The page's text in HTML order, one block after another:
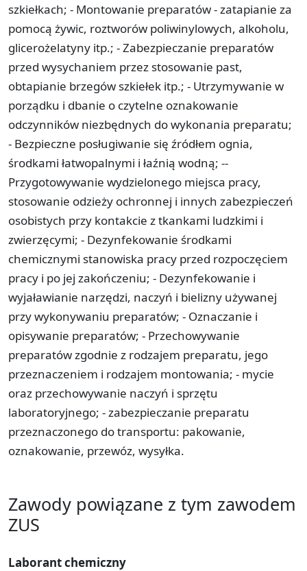
szkiełkach; -­ Montowanie preparatów - zatapianie za
pomocą żywic, roztworów poliwinylowych, alkoholu,
glicerożelatyny itp.; -­ Zabezpieczanie preparatów
przed wysychaniem przez stosowanie past,
obtapianie brzegów szkiełek itp.; -­ Utrzymywanie w
porządku i dbanie o czytelne oznakowanie
odczynników niezbędnych do wykonania preparatu;
-­ Bezpieczne posługiwanie się źródłem ognia,
środkami łatwopalnymi i łaźnią wodną; -­
Przygotowywanie wydzielonego miejsca pracy,
stosowanie odzieży ochronnej i innych zabezpieczeń
osobistych przy kontakcie z tkankami ludzkimi i
zwierzęcymi; -­ Dezynfekowanie środkami
chemicznymi stanowiska pracy przed rozpoczęciem
pracy i po jej zakończeniu; -­ Dezynfekowanie i
wyjaławianie narzędzi, naczyń i bielizny używanej
przy wykonywaniu preparatów; -­ Oznaczanie i
opisywanie preparatów; -­ Przechowywanie
preparatów zgodnie z rodzajem preparatu, jego
przeznaczeniem i rodzajem montowania; -­ mycie
oraz przechowywanie naczyń i sprzętu
laboratoryjnego; -­ zabezpieczanie preparatu
przeznaczonego do transportu: pakowanie,
oznakowanie, przewóz, wysyłka.
Zawody powiązane z tym zawodem
ZUS
Laborant chemiczny